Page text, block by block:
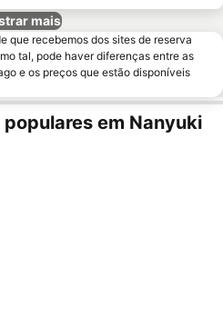
mais
que recebemos dos sites de reserva
tal, pode haver diferenças entre as
e os preços que estão disponíveis
em Nanyuki